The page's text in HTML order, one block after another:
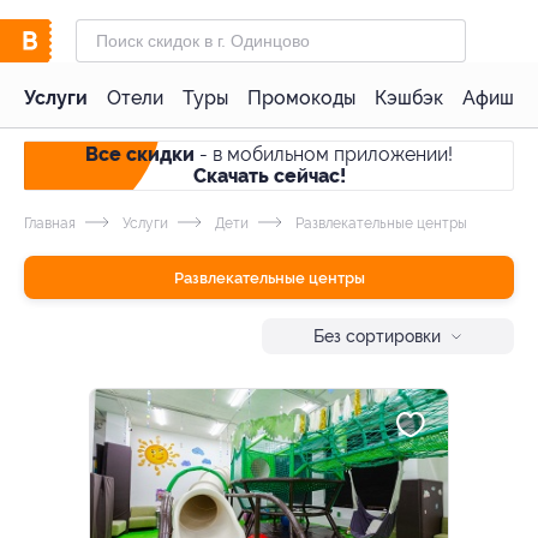
Услуги Отели Туры Промокоды Кэшбэк Афиша
Все скидки - в мобильном приложении!
Скачать сейчас!
Главная Услуги Дети Развлекательные центры
Развлекательные центры
Без сортировки